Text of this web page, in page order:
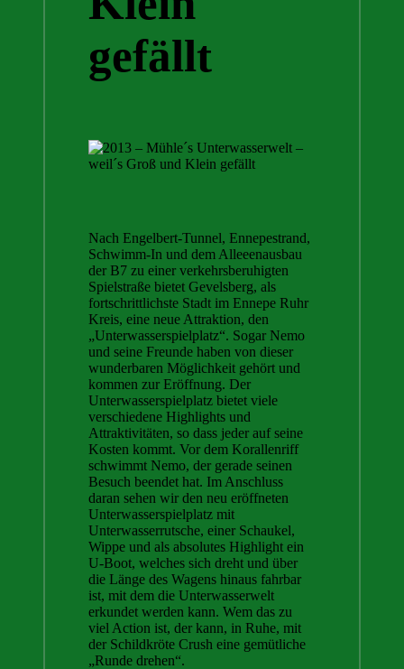
gefällt
Nach Engelbert-Tunnel, Ennepestrand,
Schwimm-In und dem Alleeenausbau
der B7 zu einer verkehrsberuhigten
Spielstraße bietet Gevelsberg, als
fortschrittlichste Stadt im Ennepe Ruhr
Kreis, eine neue Attraktion, den
„Unterwasserspielplatz“. Sogar Nemo
und seine Freunde haben von dieser
wunderbaren Möglichkeit gehört und
kommen zur Eröffnung. Der
Unterwasserspielplatz bietet viele
verschiedene Highlights und
Attraktivitäten, so dass jeder auf seine
Kosten kommt. Vor dem Korallenriff
schwimmt Nemo, der gerade seinen
Besuch beendet hat. Im Anschluss
daran sehen wir den neu eröffneten
Unterwasserspielplatz mit
Unterwasserrutsche, einer Schaukel,
Wippe und als absolutes Highlight ein
U-Boot, welches sich dreht und über
die Länge des Wagens hinaus fahrbar
ist, mit dem die Unterwasserwelt
erkundet werden kann. Wem das zu
viel Action ist, der kann, in Ruhe, mit
der Schildkröte Crush eine gemütliche
„Runde drehen“.